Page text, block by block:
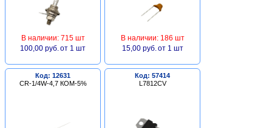
В наличии: 715 шт
100,00 руб. от 1 шт
В наличии: 186 шт
15,00 руб. от 1 шт
Код: 12631
CR-1/4W-4,7 КОМ-5%
Код: 57414
L7812CV